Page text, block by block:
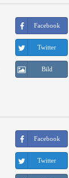
Facebook
Twitter
Bild
Facebook
Twitter